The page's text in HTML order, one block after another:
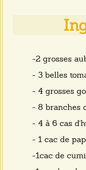
-2 grosses
- 3 belles
- 4 grosses
- 8 branches
- 4 à 6 cas
- 1 cac de
-1cac de